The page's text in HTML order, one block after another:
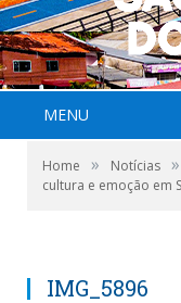
MENU
Home » Notícias »
cultura e emoção em
IMG_5896